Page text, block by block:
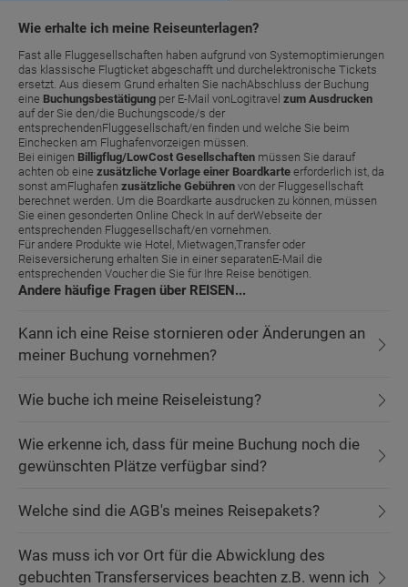
Wie erhalte ich meine Reiseunterlagen?
Fast alle Fluggesellschaften haben aufgrund von Systemoptimierungen
das klassische Flugticket abgeschafft und durchelektronische Tickets
ersetzt. Aus diesem Grund erhalten Sie nachAbschluss der Buchung
eine Buchungsbestätigung per E-Mail vonLogitravel zum Ausdrucken
auf der Sie den/die Buchungscode/s der
entsprechendenFluggesellschaft/en finden und welche Sie beim
Einchecken am Flughafenvorzeigen müssen.
Bei einigen Billigflug/LowCost Gesellschaften müssen Sie darauf
achten ob eine zusätzliche Vorlage einer Boardkarte erforderlich ist, da
sonst amFlughafen zusätzliche Gebühren von der Fluggesellschaft
berechnet werden. Um die Boardkarte ausdrucken zu können, müssen
Sie einen gesonderten Online Check In auf derWebseite der
entsprechenden Fluggesellschaft/en vornehmen.
Für andere Produkte wie Hotel, Mietwagen,Transfer oder
Reiseversicherung erhalten Sie in einer separatenE-Mail die
entsprechenden Voucher die Sie für Ihre Reise benötigen.
Andere häufige Fragen über REISEN...
Kann ich eine Reise stornieren oder Änderungen an
meiner Buchung vornehmen?
Wie buche ich meine Reiseleistung?
Wie erkenne ich, dass für meine Buchung noch die
gewünschten Plätze verfügbar sind?
Welche sind die AGB's meines Reisepakets?
Was muss ich vor Ort für die Abwicklung des
gebuchten Transferservices beachten z.B. wenn ich